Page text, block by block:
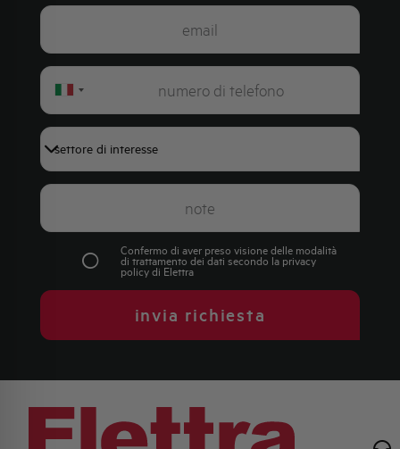
Italy
Confermo di aver preso visione delle modalità
di trattamento dei dati secondo la privacy
policydi Elettra
invia richiesta